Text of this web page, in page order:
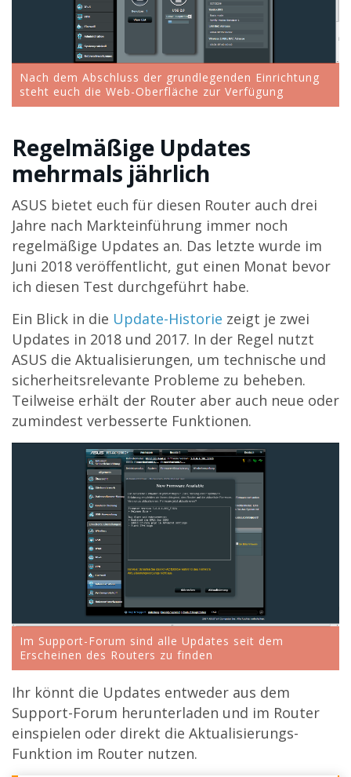
Nach dem Abschluss der grundlegenden Einrichtung
steht euch die Web-Oberfläche zur Verfügung
Regelmäßige Updates
mehrmals jährlich
ASUS bietet euch für diesen Router auch drei
Jahre nach Markteinführung immer noch
regelmäßige Updates an. Das letzte wurde im
Juni 2018 veröffentlicht, gut einen Monat bevor
ich diesen Test durchgeführt habe.
Ein Blick in die Update-Historie zeigt je zwei
Updates in 2018 und 2017. In der Regel nutzt
ASUS die Aktualisierungen, um technische und
sicherheitsrelevante Probleme zu beheben.
Teilweise erhält der Router aber auch neue oder
zumindest verbesserte Funktionen.
Im Support-Forum sind alle Updates seit dem
Erscheinen des Routers zu finden
Ihr könnt die Updates entweder aus dem
Support-Forum herunterladen und im Router
einspielen oder direkt die Aktualisierungs-
Funktion im Router nutzen.